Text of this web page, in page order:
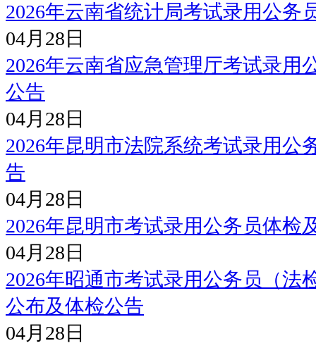
2026年云南省统计局考试录用公务
04月28日
2026年云南省应急管理厅考试录用
公告
04月28日
2026年昆明市法院系统考试录用公
告
04月28日
2026年昆明市考试录用公务员体检
04月28日
2026年昭通市考试录用公务员（法
公布及体检公告
04月28日